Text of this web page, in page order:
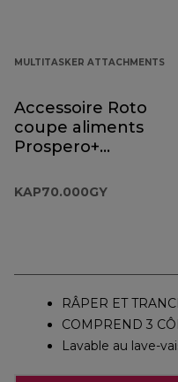
MULTITASKER ATTACHMENTS
Accessoire Roto
coupe aliments
Prospero+
KAP70.000GY
RÂPER ET
COMPREND 3
Lavable au lave-